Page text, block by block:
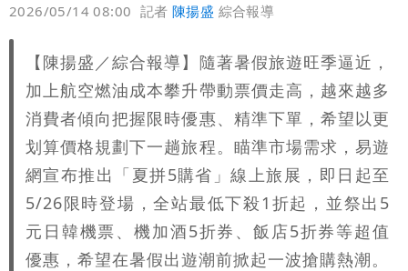
2026/05/14 08:00 記者陳揚盛 綜合報導
【陳揚盛／綜合報導】隨著暑假旅遊旺季逼近，
加上航空燃油成本攀升帶動票價走高，越來越多
消費者傾向把握限時優惠、精準下單，希望以更
划算價格規劃下一趟旅程。瞄準市場需求，易遊
網宣布推出「夏拼5購省」線上旅展，即日起至
5/26限時登場，全站最低下殺1折起，並祭出5
元日韓機票、機加酒5折券、飯店5折券等超值
優惠，希望在暑假出遊潮前掀起一波搶購熱潮。